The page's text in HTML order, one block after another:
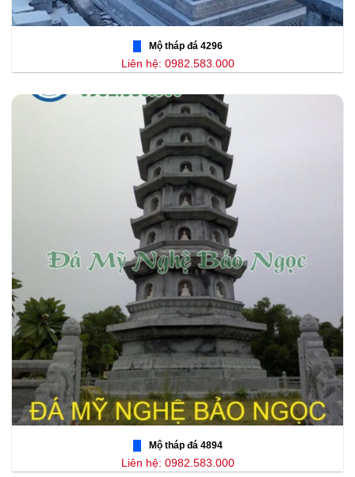
Mộ tháp đá 4296
Liên hệ: 0982.583.000
Mộ tháp đá 4894
Liên hệ: 0982.583.000